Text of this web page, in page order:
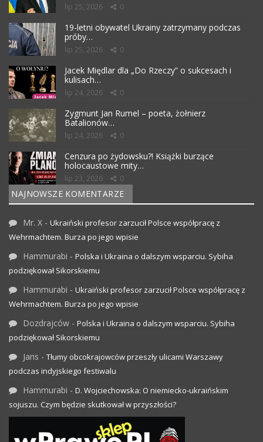
lip 25, 2026 0
19-letni obywatel Ukrainy zatrzymany podczas
próby…
lip 25, 2026 0
Jacek Międlar dla „Do Rzeczy” o sukcesach i
kulisach…
lip 24, 2026 0
Zygmunt Jan Rumel – poeta, żołnierz
Batalionów…
lip 24, 2026 0
Cenzura po żydowsku?! Książki burzące
holocaustowe mity…
lip 23, 2026 0
NAJNOWSZE KOMENTARZE
Mr. X - Ukraiński profesor zarzucił Polsce współpracę z
Wehrmachtem. Burza po jego wpisie
Hammurabi - Polska i Ukraina o dalszym wsparciu. Sybiha
podziękował Sikorskiemu
Hammurabi - Ukraiński profesor zarzucił Polsce współpracę z
Wehrmachtem. Burza po jego wpisie
Dozdrajców - Polska i Ukraina o dalszym wsparciu. Sybiha
podziękował Sikorskiemu
Jans - Tłumy obcokrajowców przeszły ulicami Warszawy
podczas indyjskiego festiwalu
Hammurabi - D. Wojciechowska: O niemiecko-ukraińskim
sojuszu. Czym będzie skutkował w przyszłości?